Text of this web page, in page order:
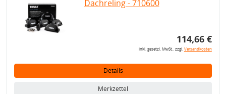
Dachreling - 710600
114,66 €
inkl. gesetzl. MwSt., zzgl.Versandkosten
Details
Merkzettel